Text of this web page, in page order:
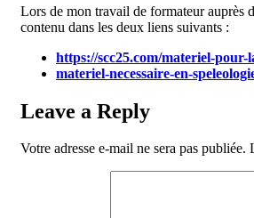
Lors de mon travail de formateur auprès
contenu dans les deux liens suivants :
https://scc25.com/materiel-
materiel-necessaire-en-
Leave a Reply
Votre adresse e-mail ne sera pas publiée.